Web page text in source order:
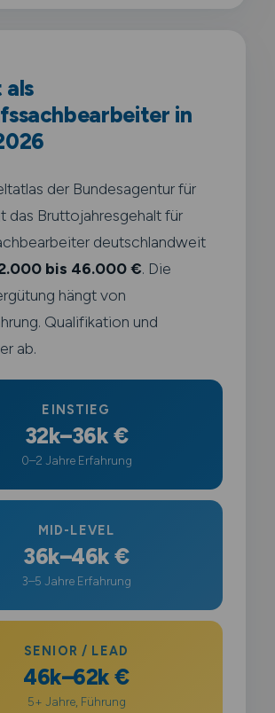
als
in
der Bundesagentur für
das Bruttojahresgehalt für
deutschlandweit
bis 46.000 €. Die
hängt von
Qualifikation und
ab.
EINSTIEG
32k–36k €
0–2 Jahre Erfahrung
MID-LEVEL
36k–46k €
3–5 Jahre Erfahrung
SENIOR / LEAD
46k–62k €
5+ Jahre, Führung